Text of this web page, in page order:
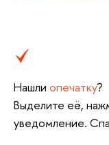
Нашли опечатку?
Выделите её,
уведомление.